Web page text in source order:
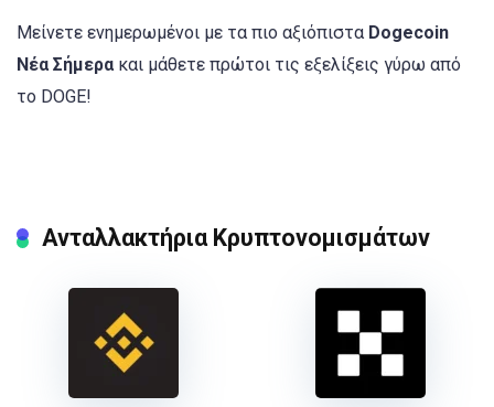
Μείνετε ενημερωμένοι με τα πιο αξιόπιστα Dogecoin
Νέα Σήμερα και μάθετε πρώτοι τις εξελίξεις γύρω από
το DOGE!
Ανταλλακτήρια Κρυπτονομισμάτων